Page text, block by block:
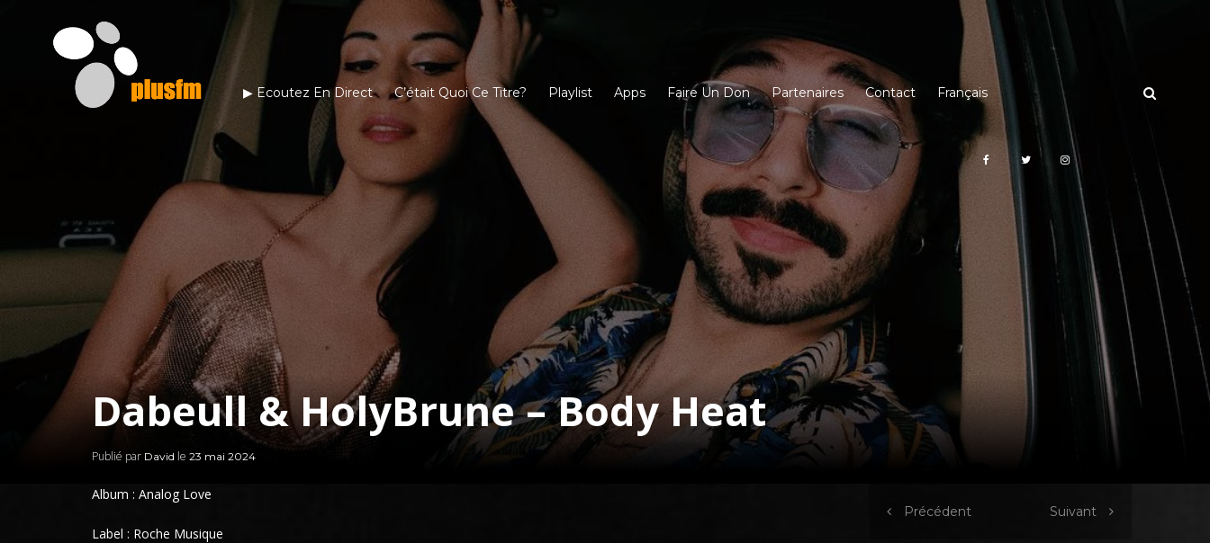
▶︎ Ecoutez En Direct C’était Quoi Ce Titre? Playlist Apps Faire Un Don Partenaires Contact Français
Dabeull & HolyBrune – Body Heat
Publié par David le 23 mai 2024
Album : Analog Love
Label : Roche Musique
Précédent Suivant